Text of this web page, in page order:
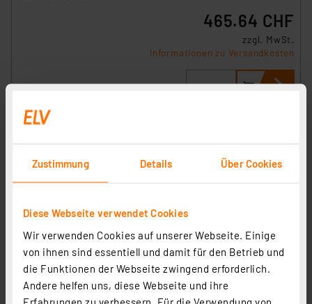
Zustimmung Details Über Cookies
Diese Webseite verwendet Cookies
Wir verwenden Cookies auf unserer Webseite. Einige
von ihnen sind essentiell und damit für den Betrieb und
die Funktionen der Webseite zwingend erforderlich.
Andere helfen uns, diese Webseite und ihre
Erfahrungen zu verbessern. Für die Verwendung von
465.64 CHF
zzgl. MwSt.
Informationen zu Versandkosten
Homematic IP Smart Home Set Raumklima mit Access